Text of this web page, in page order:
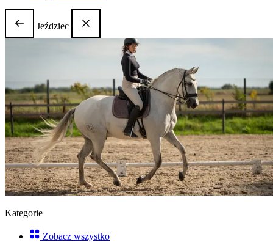
Jeździec
Kategorie
Zobacz wszystko